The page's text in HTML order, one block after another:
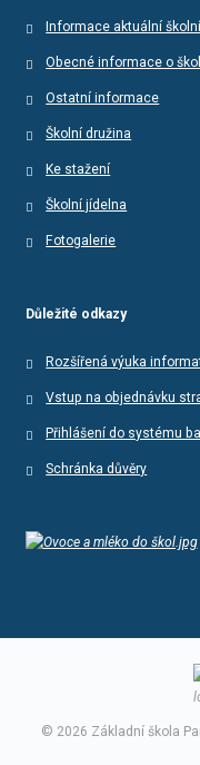
Informace aktuální
Obecné informace o
Ostatní informace
Školní družina
Ke stažení
Školní jídelna
Fotogalerie
Důležité odkazy
Rozšířená výuka
Vstup na objednávku
Přihlášení do systému
Schránka důvěry
© 2026 Základní škola